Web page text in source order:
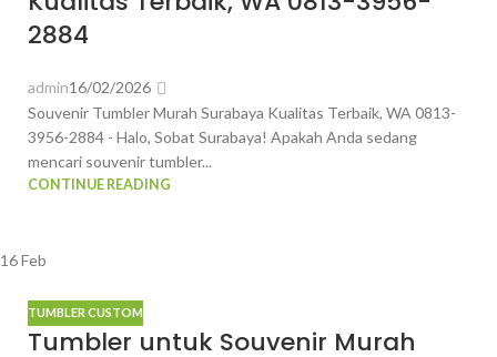
2884
admin16/02/2026
Souvenir Tumbler Murah Surabaya Kualitas Terbaik, WA 0813-
3956-2884 - Halo, Sobat Surabaya! Apakah Anda sedang
mencari souvenir tumbler...
CONTINUE READING
16Feb
TUMBLER CUSTOM
Tumbler untuk Souvenir Murah